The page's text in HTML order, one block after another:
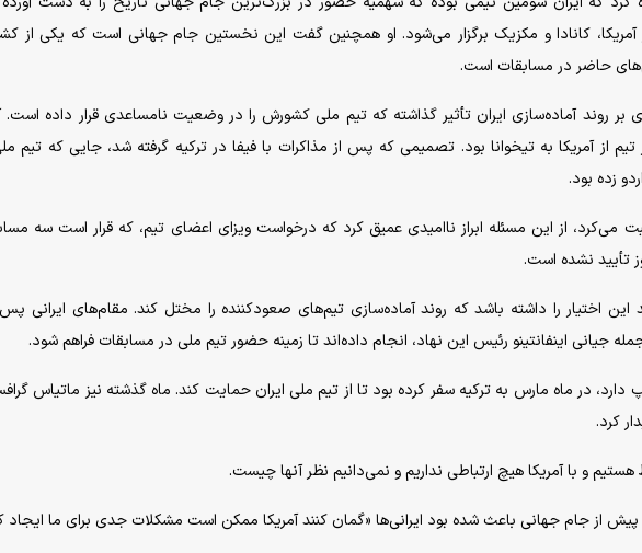
حضور ۴۸ تیم که در آمریکا، کانادا و مکزیک برگزار می‌شود. او همچنین گفت این نخستین جام جهانی است که یکی از
حاضر در مسابقات است.
بر روند آماده‌سازی ایران تأثیر گذاشته که تیم ملی کشورش را در وضعیت نامساعدی قرار داده است.
تیم از آمریکا به تیخوانا بود. تصمیمی که پس از مذاکرات با فیفا در ترکیه گرفته شد، جایی که تیم
زده بود.
می‌کرد، از این مسئله ابراز ناامیدی عمیق کرد که درخواست ویزای اعضای تیم، که قرار است سه
تأیید نشده است.
این اختیار را داشته باشد که روند آماده‌سازی تیم‌های صعودکننده را مختل کند. مقام‌های ایرانی
جیانی اینفانتینو رئیس این نهاد، انجام داده‌اند تا زمینه حضور تیم ملی در مسابقات فراهم شود.
دارد، در ماه مارس به ترکیه سفر کرده بود تا از تیم ملی ایران حمایت کند. ماه گذشته نیز ماتیاس
کرد.
و با آمریکا هیچ ارتباطی نداریم و نمی‌دانیم نظر آنها چیست.
پیش از جام جهانی باعث شده بود ایرانی‌ها «گمان کنند آمریکا ممکن است مشکلات جدی برای ما ایجاد